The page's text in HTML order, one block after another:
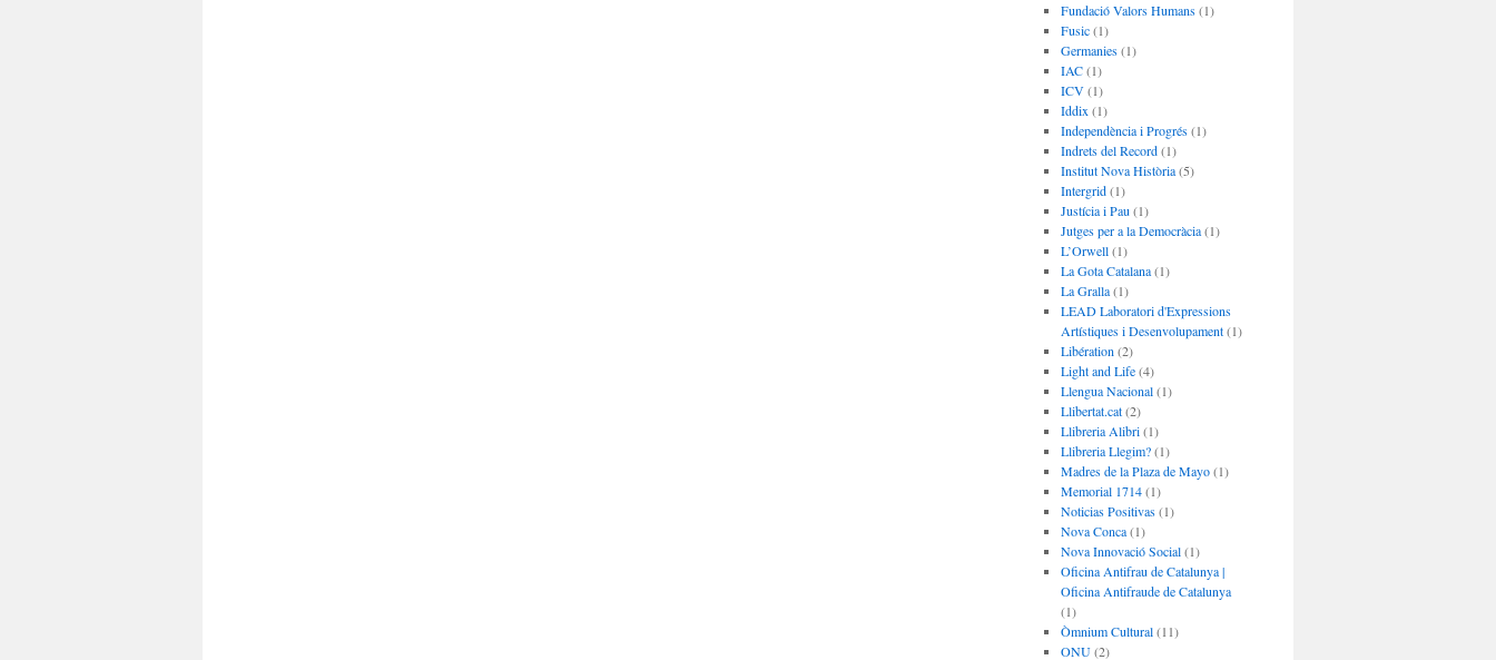
Fundació Valors Humans(1)
Fusic(1)
Germanies(1)
IAC(1)
ICV(1)
Iddix (1)
Independència i Progrés(1)
Indrets del Record(1)
Institut Nova Història(5)
Intergrid(1)
Justícia i Pau (1)
Jutges per a la Democràcia(1)
L’Orwell(1)
La Gota Catalana(1)
La Gralla(1)
LEAD Laboratori d'Expressions
Artístiques i Desenvolupament(1)
Libération (2)
Light and Life(4)
Llengua Nacional(1)
Llibertat.cat(2)
Llibreria Alibri(1)
Llibreria Llegim?(1)
Madres de la Plaza de Mayo(1)
Memorial 1714(1)
Noticias Positivas(1)
Nova Conca(1)
Nova Innovació Social(1)
Oficina Antifrau de Catalunya |
Oficina Antifraude de Catalunya
(1)
Òmnium Cultural(11)
ONU(2)